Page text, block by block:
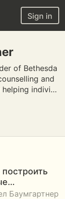
Sign in
of Bethesda
and
helping indivi…
Баумгартнер